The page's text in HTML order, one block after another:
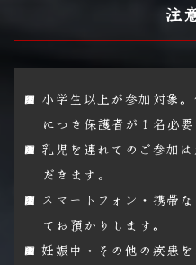
注
小学生以上が参加対象
につき保護者が１名必要
乳児を連れてのご参加
だきます。
スマートフォン・携帯
てお預かりします。
妊娠中・その他の疾患